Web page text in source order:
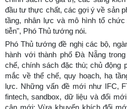
đầu tư thực chất, các gợi ý về sản
tầng, nhân lực và mô hình tổ
tiễn", Phó Thủ tướng nói.
Phó Thủ tướng đề nghị các bộ,
hành với thành phố Đà Nẵng
chế, chính sách đặc thù; chủ động
mắc về thể chế, quy hoạch, hạ
lực. Những vấn đề mới như IFC,
fintech, sandbox, dữ liệu và đổi